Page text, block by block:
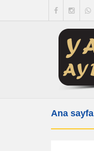
Ana sayfa